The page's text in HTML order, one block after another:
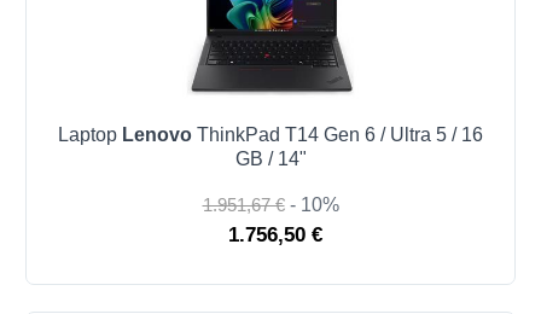
Laptop Lenovo ThinkPad T14 Gen 6 / Ultra 5 / 16
GB / 14"
1.951,67 € - 10%
1.756,50 €